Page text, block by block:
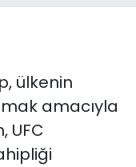
ülkenin
amacıyla
UFC